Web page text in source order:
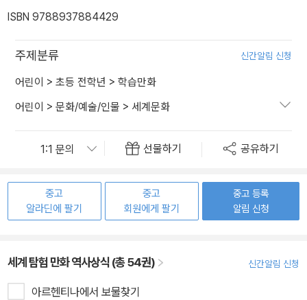
ISBN 9788937884429
주제분류 신간알림 신청
어린이 > 초등 전학년 > 학습만화
어린이 > 문화/예술/인물 > 세계문화
선물하기 공유하기
중고
알라딘에 팔기
중고
회원에게 팔기
중고 등록
알림 신청
세계 탐험 만화 역사상식 (총 54권) 신간알림 신청
아르헨티나에서 보물찾기